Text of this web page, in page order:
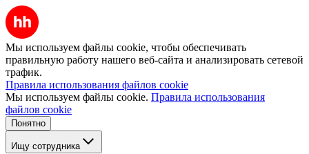
Мы используем файлы cookie, чтобы обеспечивать
правильную работу нашего веб-сайта и анализировать сетевой
трафик.
Правила использования файлов cookie
Мы используем файлы cookie. Правила использования
файлов cookie
Понятно
Ищу сотрудника